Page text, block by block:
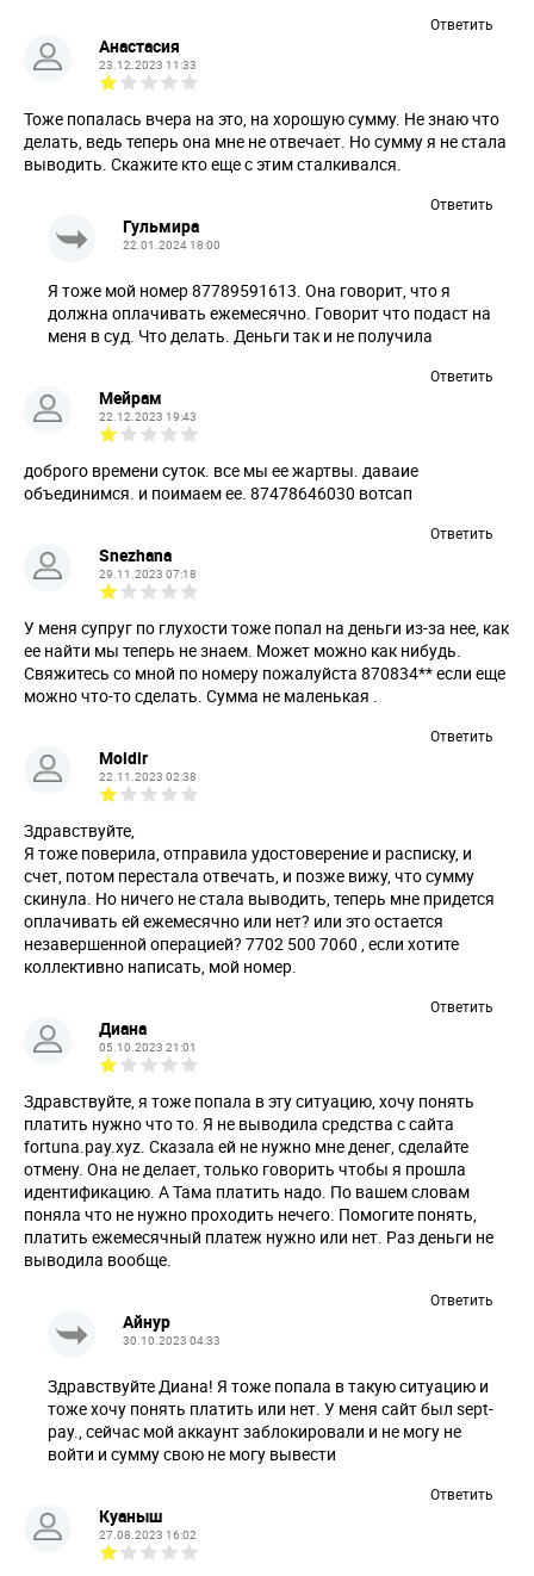
Ответить
Анастасия
23.12.2023 11:33
Тоже попалась вчера на это, на хорошую сумму. Не знаю что
делать, ведь теперь она мне не отвечает. Но сумму я не стала
выводить. Скажите кто еще с этим сталкивался.
Ответить
Гульмира
22.01.2024 18:00
Я тоже мой номер 87789591613. Она говорит, что я
должна оплачивать ежемесячно. Говорит что подаст на
меня в суд. Что делать. Деньги так и не получила
Ответить
Мейрам
22.12.2023 19:43
доброго времени суток. все мы ее жартвы. даваие
объединимся. и поимаем ее. 87478646030 вотсап
Ответить
Snezhana
29.11.2023 07:18
У меня супруг по глухости тоже попал на деньги из-за нее, как
ее найти мы теперь не знаем. Может можно как нибудь.
Свяжитесь со мной по номеру пожалуйста 870834** если еще
можно что-то сделать. Сумма не маленькая .
Ответить
Moldir
22.11.2023 02:38
Здравствуйте,
Я тоже поверила, отправила удостоверение и расписку, и
счет, потом перестала отвечать, и позже вижу, что сумму
скинула. Но ничего не стала выводить, теперь мне придется
оплачивать ей ежемесячно или нет? или это остается
незавершенной операцией? 7702 500 7060 , если хотите
коллективно написать, мой номер.
Ответить
Диана
05.10.2023 21:01
Здравствуйте, я тоже попала в эту ситуацию, хочу понять
платить нужно что то. Я не выводила средства с сайта
fortuna.pay.xyz. Сказала ей не нужно мне денег, сделайте
отмену. Она не делает, только говорить чтобы я прошла
идентификацию. А Тама платить надо. По вашем словам
поняла что не нужно проходить нечего. Помогите понять,
платить ежемесячный платеж нужно или нет. Раз деньги не
выводила вообще.
Ответить
Айнур
30.10.2023 04:33
Здравствуйте Диана! Я тоже попала в такую ситуацию и
тоже хочу понять платить или нет. У меня сайт был sept-
pay., сейчас мой аккаунт заблокировали и не могу не
войти и сумму свою не могу вывести
Ответить
Куаныш
27.08.2023 16:02